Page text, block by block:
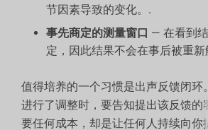
节因素导致的变化。.
事先商定的测量窗口 — 在看到
定，因此结果不会在事后被重新
值得培养的一个习惯是出声反馈闭环
进行了调整时，要告知提出该反馈的
要任何成本，却是让任何人持续向你